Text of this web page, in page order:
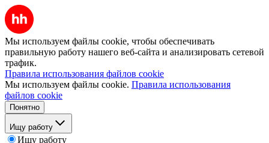
Мы используем файлы cookie, чтобы обеспечивать
правильную работу нашего веб-сайта и анализировать сетевой
трафик.
Правила использования файлов cookie
Мы используем файлы cookie. Правила использования
файлов cookie
Понятно
Ищу работу
Ищу работу